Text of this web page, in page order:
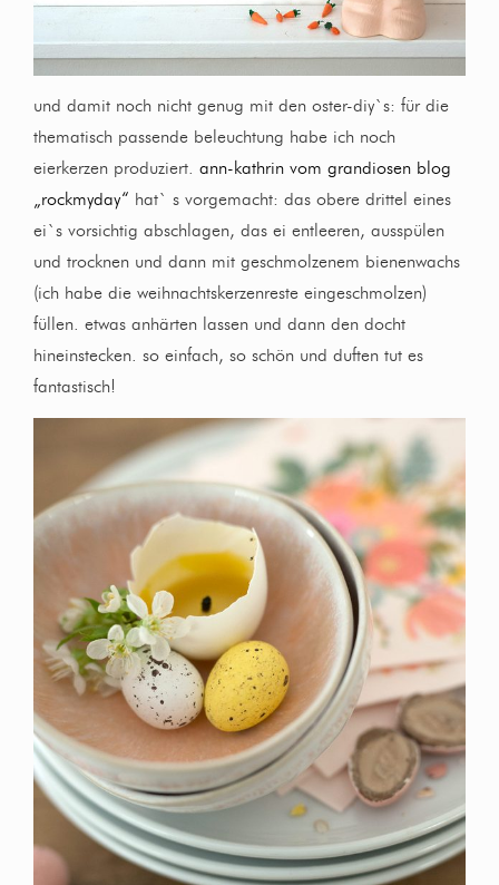
und damit noch nicht genug mit den oster-diy`s: für die
thematisch passende beleuchtung habe ich noch
eierkerzen produziert. ann-kathrin vom grandiosen blog
„rockmyday“ hat` s vorgemacht: das obere drittel eines
ei`s vorsichtig abschlagen, das ei entleeren, ausspülen
und trocknen und dann mit geschmolzenem bienenwachs
(ich habe die weihnachtskerzenreste eingeschmolzen)
füllen. etwas anhärten lassen und dann den docht
hineinstecken. so einfach, so schön und duften tut es
fantastisch!